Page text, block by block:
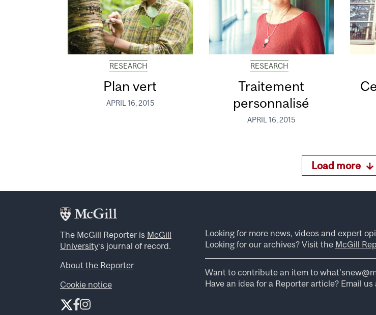
RESEARCH
Plan vert
APRIL 16, 2015
RESEARCH
Traitement
personnalisé
APRIL 16, 2015
Load more
The McGill Reporter is McGill
University‘s journal of record.
About the Reporter
Cookie notice
Looking for more news, videos and expert
Looking for our archives? Visit the McGill
Want to contribute an item to
Have an idea for a Reporter article? Email us